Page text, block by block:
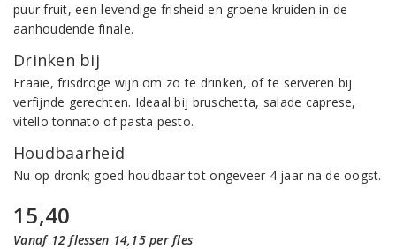
puur fruit, een levendige frisheid en groene kruiden in de
aanhoudende finale.
Drinken bij
Fraaie, frisdroge wijn om zo te drinken, of te serveren bij
verfijnde gerechten. Ideaal bij bruschetta, salade caprese,
vitello tonnato of pasta pesto.
Houdbaarheid
Nu op dronk; goed houdbaar tot ongeveer 4 jaar na de oogst.
15,40
Vanaf 12 flessen 14,15 per fles